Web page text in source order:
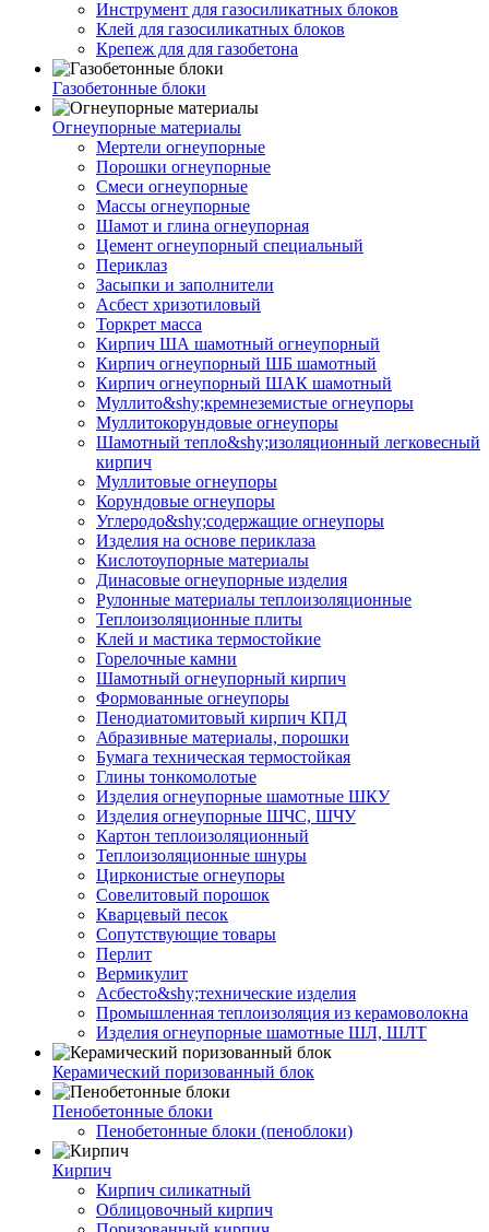
Инструмент для газосиликатных блоков
Клей для газосиликатных блоков
Крепеж для для газобетона
Газобетонные блоки
Огнеупорные материалы
Мертели огнеупорные
Порошки огнеупорные
Смеси огнеупорные
Массы огнеупорные
Шамот и глина огнеупорная
Цемент огнеупорный специальный
Периклаз
Засыпки и заполнители
Асбест хризотиловый
Торкрет масса
Кирпич ША шамотный огнеупорный
Кирпич огнеупорный ШБ шамотный
Кирпич огнеупорный ШАК шамотный
Муллито&shy;­кремнеземистые огнеупоры
Муллито­корундовые огнеупоры
Шамотный тепло&shy;изоляционный легковесный
кирпич
Муллитовые огнеупоры
Корундовые огнеупоры
Углеродо&shy;содержащие огнеупоры
Изделия на основе периклаза
Кислотоупорные материалы
Динасовые огнеупорные изделия
Рулонные материалы теплоизоляционные
Тепло­изоляционные плиты
Клей и мастика термостойкие
Горелочные камни
Шамотный огнеупорный кирпич
Формованные огнеупоры
Пенодиатомитовый кирпич КПД
Абразивные материалы, порошки
Бумага техническая термостойкая
Глины тонкомолотые
Изделия огнеупорные шамотные ШКУ
Изделия огнеупорные ШЧС, ШЧУ
Картон теплоизоляционный
Теплоизоляционные шнуры
Цирконистые огнеупоры
Совелитовый порошок
Кварцевый песок
Сопутствующие товары
Перлит
Вермикулит
Асбесто&shy;технические изделия
Промышленная теплоизоляция из керамоволокна
Изделия огнеупорные шамотные ШЛ, ШЛТ
Керамический поризованный блок
Пенобетонные блоки
Пенобетонные блоки (пеноблоки)
Кирпич
Кирпич силикатный
Облицовочный кирпич